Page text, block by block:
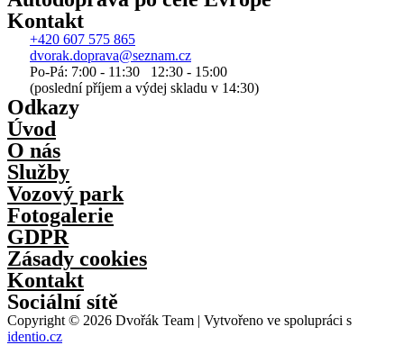
Kontakt
+420 607 575 865
dvorak.doprava@seznam.cz
Po-Pá: 7:00 - 11:30 12:30 - 15:00
(poslední příjem a výdej skladu v 14:30)
Odkazy
Úvod
O nás
Služby
Vozový park
Fotogalerie
GDPR
Zásady cookies
Kontakt
Sociální sítě
Copyright © 2026 Dvořák Team | Vytvořeno ve spolupráci s
identio.cz